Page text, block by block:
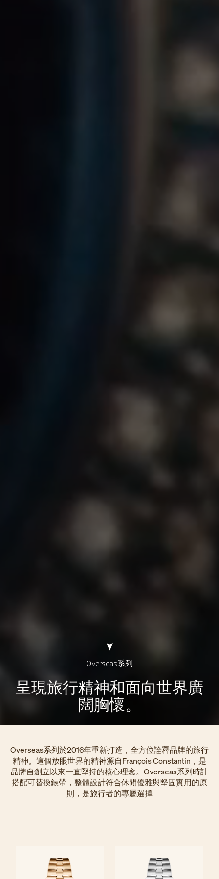
Overseas系列
呈現旅行精神和面向世界廣
闊胸懷。
Overseas系列於2016年重新打造，全方位詮釋品牌的旅行
精神。這個放眼世界的精神源自François Constantin，是
品牌自創立以來一直堅持的核心理念。Overseas系列時計
搭配可替換錶帶，整體設計符合休閒優雅與堅固實用的原
則，是旅行者的專屬選擇